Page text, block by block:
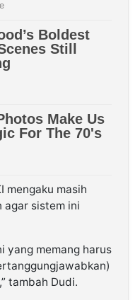
mengaku masih
agar sistem ini
yang memang harus
tambah Dudi.